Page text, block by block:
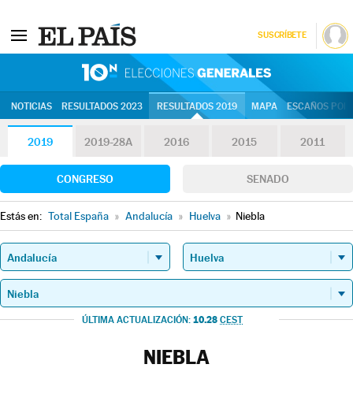
SUSCRÍBETE
NOTICIAS RESULTADOS 2023 RESULTADOS 2019 MAPA ESCAÑOS
2019 2019-28A 2016 2015 2011
CONGRESO SENADO
Estás en: Total España » Andalucía » Huelva » Niebla
ÚLTIMA ACTUALIZACIÓN: 10.28 CEST
NIEBLA